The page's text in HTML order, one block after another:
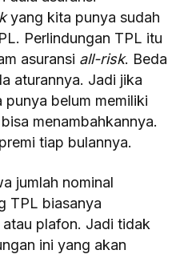
yang kita punya sudah
Perlindungan TPL itu
asuransi all-risk. Beda
aturannya. Jadi jika
belum memiliki
menambahkannya.
tiap bulannya.
jumlah nominal
TPL biasanya
plafon. Jadi tidak
ini yang akan